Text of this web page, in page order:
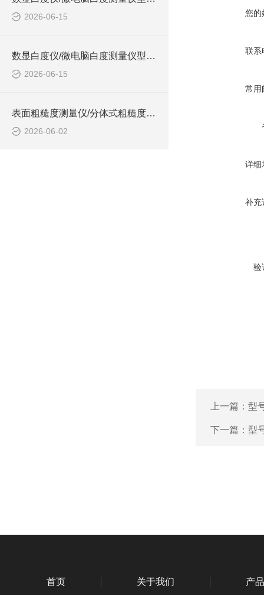
2026-06-15
数显白度仪/微电脑白度测量仪型号:WZX/ZXWBD-2A的简单介绍
2026-06-15
表面粗糙度测量仪/分体式粗糙度仪 型号:WZX/NDT161的简单介绍
2026-06-02
您的
联系
常用
详细
补充
验
上一篇： 型
下一篇： 型
首页 关于我们 产